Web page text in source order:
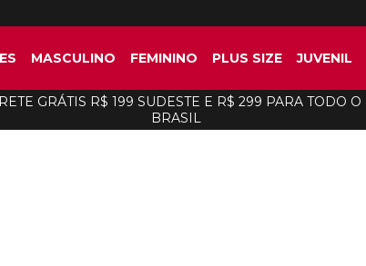
MASCULINO FEMININO PLUS SIZE JUVENIL
GRÁTIS R$ 199 SUDESTE E R$ 299 PARA TODO O
BRASIL